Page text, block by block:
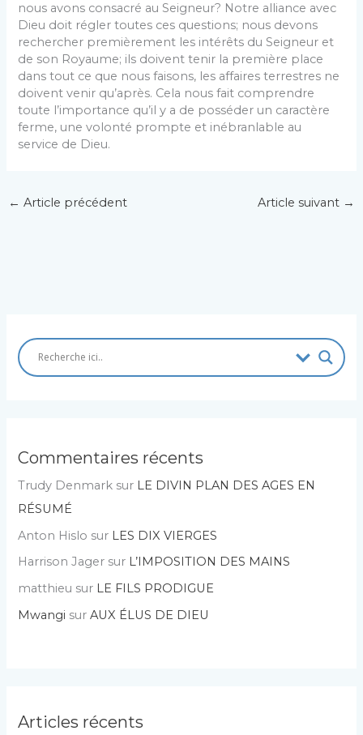
nous avons consacré au Seigneur? Notre alliance avec
Dieu doit régler toutes ces questions; nous devons
recher­cher premièrement les intérêts du Seigneur et
de son Royaume; ils doivent tenir la première place
dans tout ce que nous faisons, les affaires terrestres ne
doivent venir qu’après. Cela nous fait comprendre
toute l’impor­tance qu’il y a de posséder un caractère
ferme, une volonté prompte et inébranlable au
service de Dieu.
← Article précédent Article suivant →
Commentaires récents
Trudy Denmark sur LE DIVIN PLAN DES AGES EN
RÉSUMÉ
Anton Hislo sur LES DIX VIERGES
Harrison Jager sur L’IMPOSITION DES MAINS
matthieu sur LE FILS PRODIGUE
Mwangi surAUX ÉLUS DE DIEU
Articles récents